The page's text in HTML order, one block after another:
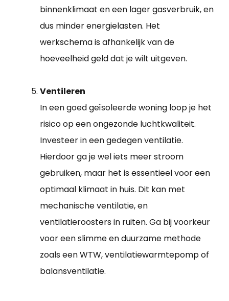
binnenklimaat en een lager gasverbruik, en
dus minder energielasten. Het
werkschema is afhankelijk van de
hoeveelheid geld dat je wilt uitgeven.
Ventileren
In een goed geïsoleerde woning loop je het
risico op een ongezonde luchtkwaliteit.
Investeer in een gedegen ventilatie.
Hierdoor ga je wel iets meer stroom
gebruiken, maar het is essentieel voor een
optimaal klimaat in huis. Dit kan met
mechanische ventilatie, en
ventilatieroosters in ruiten. Ga bij voorkeur
voor een slimme en duurzame methode
zoals een WTW, ventilatiewarmtepomp of
balansventilatie.